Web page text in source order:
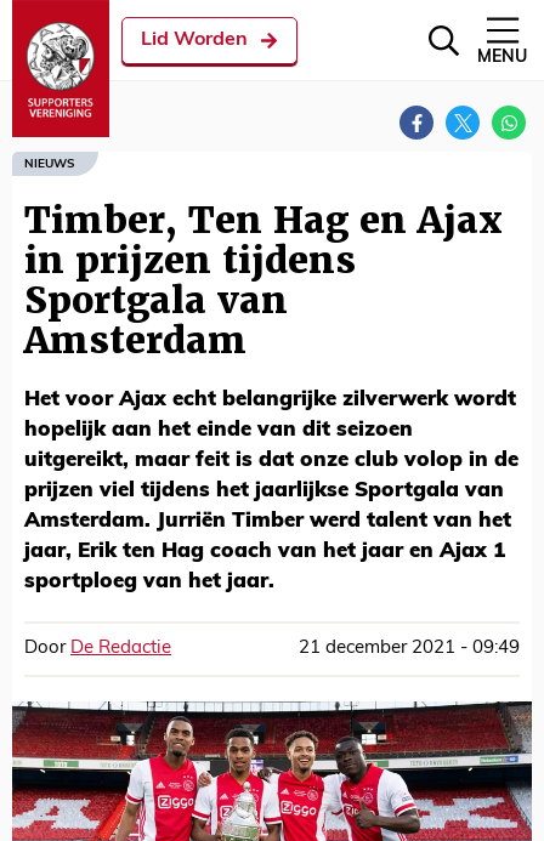
Lid Worden
MENU
NIEUWS
Timber, Ten Hag en Ajax
in prijzen tijdens
Sportgala van
Amsterdam
Het voor Ajax echt belangrijke zilverwerk wordt
hopelijk aan het einde van dit seizoen
uitgereikt, maar feit is dat onze club volop in de
prijzen viel tijdens het jaarlijkse Sportgala van
Amsterdam. Jurriën Timber werd talent van het
jaar, Erik ten Hag coach van het jaar en Ajax 1
sportploeg van het jaar.
Door De Redactie 21 december 2021 - 09:49